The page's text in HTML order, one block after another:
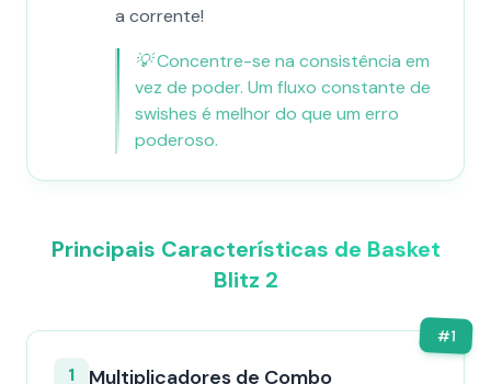
a corrente!
💡Concentre-se na consistência em
vez de poder. Um fluxo constante de
swishes é melhor do que um erro
poderoso.
Principais Características de Basket
Blitz 2
#1
1 Multiplicadores de Combo